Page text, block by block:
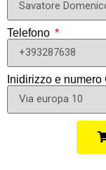
Telefono
Inidirizzo e numero